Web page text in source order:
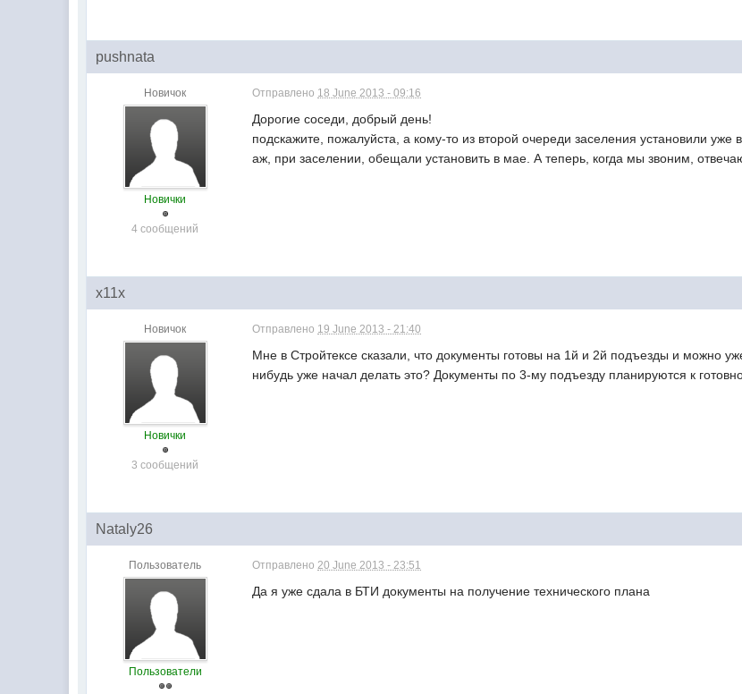
pushnata
Новичок
Новички
4 сообщений
Отправлено 18 June 2013 - 09:16
Дорогие соседи, добрый день!
подскажите, пожалуйста, а кому-то из второй очереди заселения установили
аж, при заселении, обещали установить в мае. А теперь, когда мы звоним,
x11x
Новичок
Новички
3 сообщений
Отправлено 19 June 2013 - 21:40
Мне в Стройтексе сказали, что документы готовы на 1й и 2й подъезды и можно
нибудь уже начал делать это? Документы по 3-му подъезду планируются к
Nataly26
Пользователь
Пользователи
Отправлено20 June 2013 - 23:51
Да я уже сдала в БТИ документы на получение технического плана